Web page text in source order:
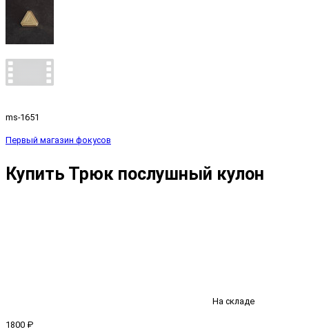
ms-1651
Первый магазин фокусов
Купить Трюк послушный кулон
На складе
1800 ₽